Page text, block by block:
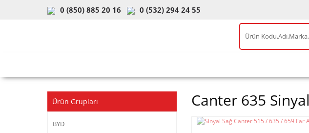
0 (850) 885 20 16 0 (532) 294 24 55
Ürün Grupları
BYD
Canter 635 Sinyal